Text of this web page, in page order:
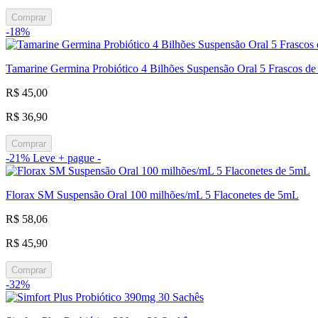
Comprar
-18%
Tamarine Germina Probiótico 4 Bilhões Suspensão Oral 5 Frascos
R$ 45,00
R$ 36,90
Comprar
-21% Leve + pague -
Florax SM Suspensão Oral 100 milhões/mL 5 Flaconetes de 5mL
R$ 58,06
R$ 45,90
Comprar
-32%